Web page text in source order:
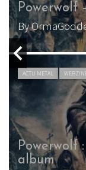
Powerwolf
By
ACTU METAL
Powerwolf
album